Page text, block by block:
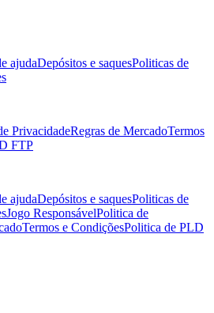
ajudaDepósitos e saquesPoliticas de
PrivacidadeRegras de MercadoTermos
FTP
ajudaDepósitos e saquesPoliticas de
Jogo ResponsávelPolitica de
Termos e CondiçõesPolitica de PLD